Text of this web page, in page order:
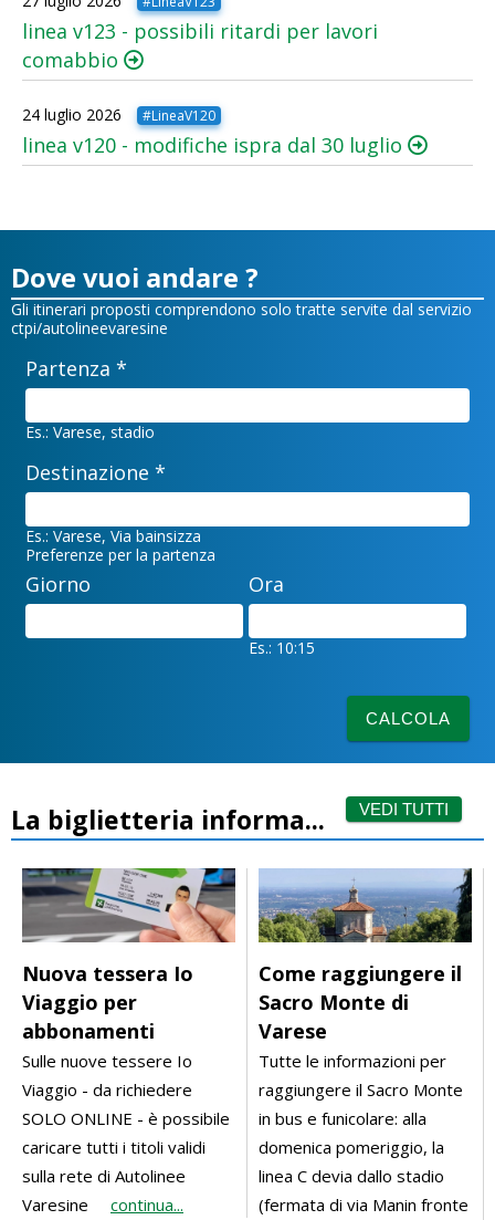
linea v123 - possibili ritardi per lavori
comabbio
24 luglio 2026 #LineaV120
linea v120 - modifiche ispra dal 30 luglio
Dove vuoi andare ?
Gli itinerari proposti comprendono solo tratte servite dal servizio
ctpi/autolineevaresine
Partenza *
Es.: Varese, stadio
Destinazione *
Es.: Varese, Via bainsizza
Preferenze per la partenza
Giorno Ora
Es.: 10:15
CALCOLA
La biglietteria informa... VEDI TUTTI
Nuova tessera Io
Viaggio per
abbonamenti
Sulle nuove tessere Io
Viaggio - da richiedere
SOLO ONLINE - è possibile
caricare tutti i titoli validi
sulla rete di Autolinee
Varesine
continua...
Come raggiungere il
Sacro Monte di
Varese
Tutte le informazioni per
raggiungere il Sacro Monte
in bus e funicolare: alla
domenica pomeriggio, la
linea C devia dallo stadio
(fermata di via Manin fronte